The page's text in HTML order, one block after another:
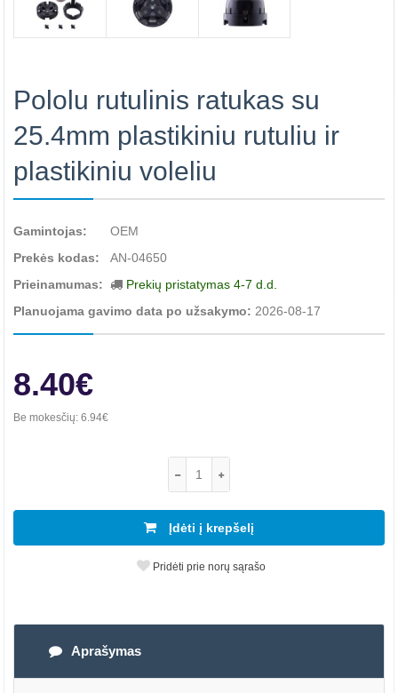
Pololu rutulinis ratukas su
25.4mm plastikiniu rutuliu ir
plastikiniu voleliu
Gamintojas:
OEM
Prekės kodas:
AN-04650
Prieinamumas:
Prekių pristatymas 4-7 d.d.
Planuojama gavimo data po užsakymo: 2026-08-17
8.40€
Be mokesčių: 6.94€
Įdėti į krepšelį
Pridėti prie norų sąrašo
Aprašymas